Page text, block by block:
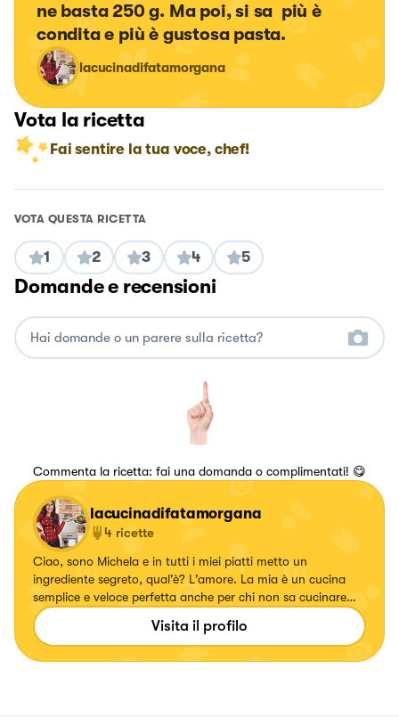
ne basta 250 g. Ma poi, si sa  più è
condita e più è gustosa pasta.
lacucinadifatamorgana
Vota la ricetta
Fai sentire la tua voce, chef!
VOTA QUESTA RICETTA
1 2 3 4 5
Domande e recensioni
Commenta la ricetta: fai una domanda o complimentati! 😋
lacucinadifatamorgana
4 ricette
Ciao, sono Michela e in tutti i miei piatti metto un
ingrediente segreto, qual'è? L'amore. La mia è un cucina
semplice e veloce perfetta anche per chi non sa cucinare
perché spiegata passo passo. Seguitemi anche su Youtube e
Instagram
Visita il profilo